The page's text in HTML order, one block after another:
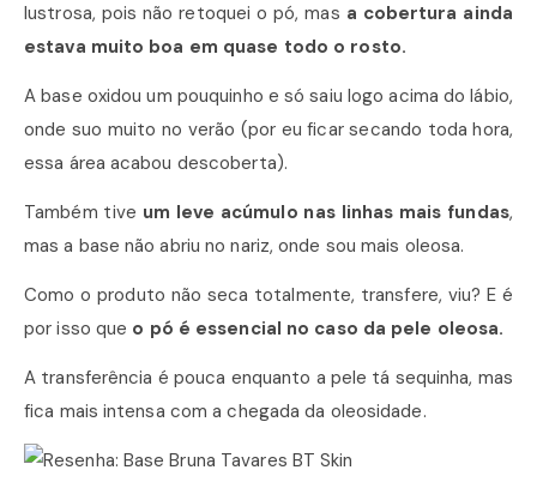
lustrosa, pois não retoquei o pó, mas a cobertura ainda
estava muito boa em quase todo o rosto.
A base oxidou um pouquinho e só saiu logo acima do lábio,
onde suo muito no verão (por eu ficar secando toda hora,
essa área acabou descoberta).
Também tive um leve acúmulo nas linhas mais fundas,
mas a base não abriu no nariz, onde sou mais oleosa.
Como o produto não seca totalmente, transfere, viu? E é
por isso que o pó é essencial no caso da pele oleosa.
A transferência é pouca enquanto a pele tá sequinha, mas
fica mais intensa com a chegada da oleosidade.